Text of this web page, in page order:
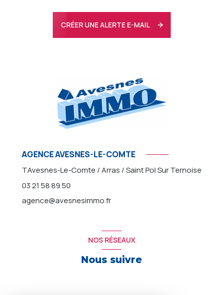
CRÉER UNE ALERTE E-MAIL
AGENCE AVESNES-LE-COMTE
TAvesnes-Le-Comte / Arras / Saint Pol Sur Ternoise
03 21 58 89 50
agence@avesnesimmo.fr
NOS RÉSEAUX
Nous suivre